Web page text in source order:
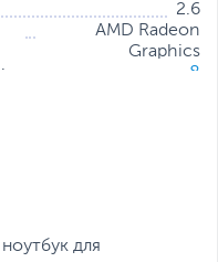
2.6
AMD Radeon
Graphics
8
Windows 11 Home (x64)
для